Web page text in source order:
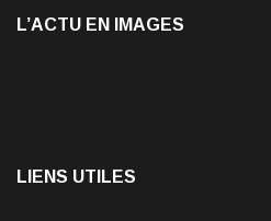
L’ACTU EN IMAGES
LIENS UTILES